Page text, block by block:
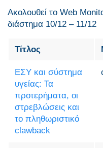
Ακολουθεί το Web
διάστημα 10/12 – 11/12
Τίτλος
ΕΣΥ και σύστημα
υγείας: Τα
προτερήματα, οι
στρεβλώσεις και
το πληθωριστικό
clawback